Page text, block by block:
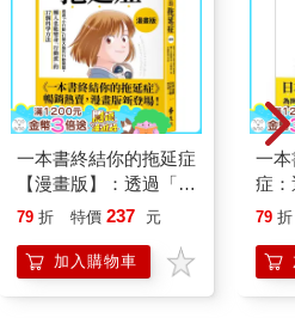
績後，也提議要我申請想去的那
到錄取簡訊那天，導師抱著我
短的時間內拉抬成績，我想我
，我也把這份信心說了出
說出口真的非常重要，因為「我
說出會讓自己喪氣或無精打采的
一本書終結你的拖延症
【漫畫版】：透過「小
行動」打開大腦的行動
「行動派」的37個科
學方法
79 折 特價 237 元
加入購物車
一
症
開
的
79 折